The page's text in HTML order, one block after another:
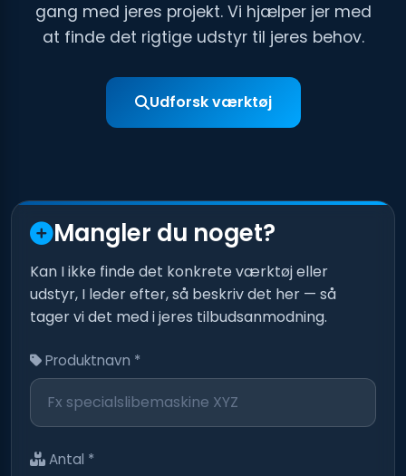
gang med jeres projekt. Vi hjælper jer med
at finde det rigtige udstyr til jeres behov.
Udforsk værktøj
Mangler du noget?
Kan I ikke finde det konkrete værktøj eller
udstyr, I leder efter, så beskriv det her — så
tager vi det med i jeres tilbudsanmodning.
Produktnavn *
Antal *